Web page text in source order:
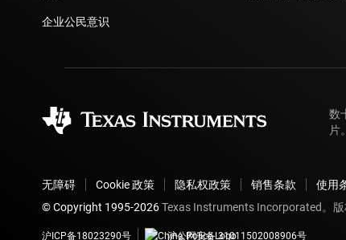
企业公民意识
数
片
无障碍 Cookie 政策 隐私权政策 销售条款 使用
© Copyright 1995-2026Texas Instruments Incorporated。版
沪ICP备18023290号 沪公网安备 31011502008906号